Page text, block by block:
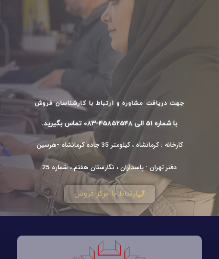
جهت دریافت مشاوره و ارتباط با کارشناسان فروش
با شماره 51 الی 45852548-083 تماس بگیرید.
کارخانه : کرمانشاه ، کیلومتر 35 جاده کرمانشاه -هرسین
دفتر تهران : پاسداران ، نگارستان هفتم ، شماره 25
ارتباط با مرکز فروش